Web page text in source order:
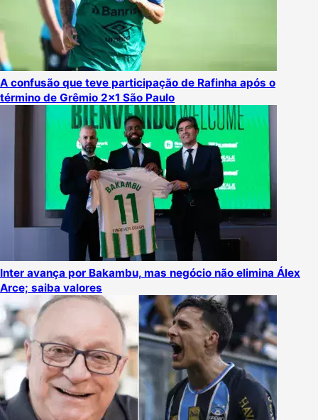
A confusão que teve participação de Rafinha após o
término de Grêmio 2×1 São Paulo
Inter avança por Bakambu, mas negócio não elimina Álex
Arce; saiba valores